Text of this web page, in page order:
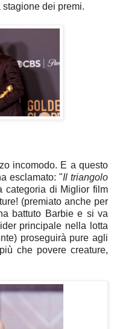
dei premi.
incomodo. E a questo
esclamato: "Il triangolo
categoria di Miglior film
(premiato anche per
battuto Barbie e si va
principale nella lotta
proseguirà pure agli
che povere creature,